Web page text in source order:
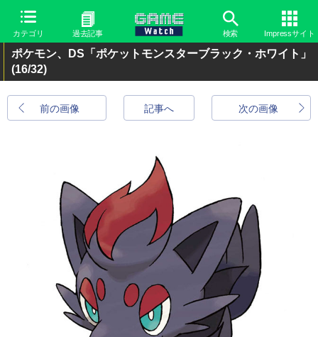
カテゴリ 過去記事 検索 Impressサイト
ポケモン、DS「ポケットモンスターブラック・ホワイト」
(16/32)
前の画像 次の画像
記事へ